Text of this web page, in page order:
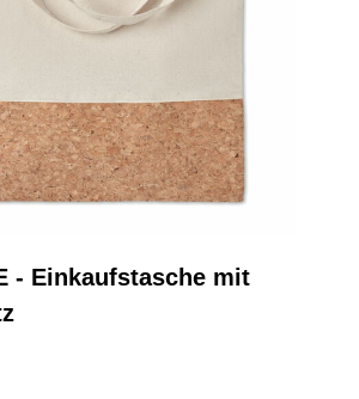
- Einkaufstasche mit